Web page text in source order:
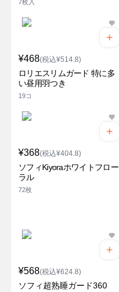
7枚入
¥468(税込¥514.8)
ロリエスリムガード 特に多
い昼用羽つき
19コ
¥368(税込¥404.8)
ソフィKiyoraホワイトフロー
ラル
72枚
¥568(税込¥624.8)
ソフィ超熟睡ガード360